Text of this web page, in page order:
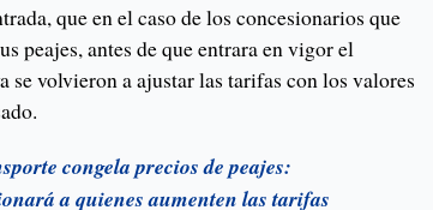
que en el caso de los concesionarios que
peajes, antes de que entrara en vigor el
se volvieron a ajustar las tarifas con los valores
congela precios de peajes:
a quienes aumenten las tarifas